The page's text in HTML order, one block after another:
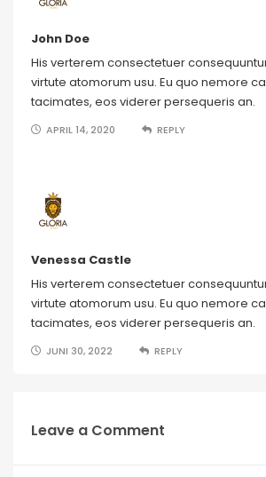
John Doe
His verterem consectetuer
virtute atomorum usu. Eu quo nemore
tacimates, eos viderer persequeris an.
APRIL 14, 2020 REPLY
Venessa Castle
His verterem consectetuer
virtute atomorum usu. Eu quo nemore
tacimates, eos viderer persequeris an.
JUNI 30, 2022 REPLY
Leave a Comment